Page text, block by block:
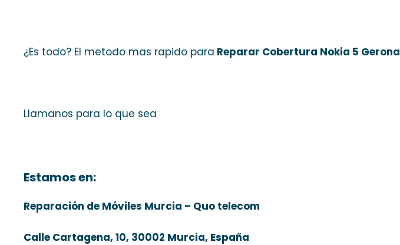
¿Es todo? El metodo mas rapido para Reparar Cobertura Nokia 5 Gerona
Llamanos para lo que sea
Estamos en:
Reparación de Móviles Murcia – Quo telecom
Calle Cartagena, 10, 30002 Murcia, España